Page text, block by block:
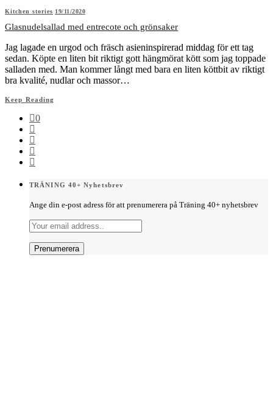
Kitchen stories 19/11/2020
Glasnudelsallad med entrecote och grönsaker
Jag lagade en urgod och fräsch asieninspirerad middag för ett tag
sedan. Köpte en liten bit riktigt gott hängmörat kött som jag toppade
salladen med. Man kommer långt med bara en liten köttbit av riktigt
bra kvalité, nudlar och massor…
Keep Reading
0
TRÄNING 40+ Nyhetsbrev
Ange din e-post adress för att prenumerera på Träning 40+ nyhetsbrev